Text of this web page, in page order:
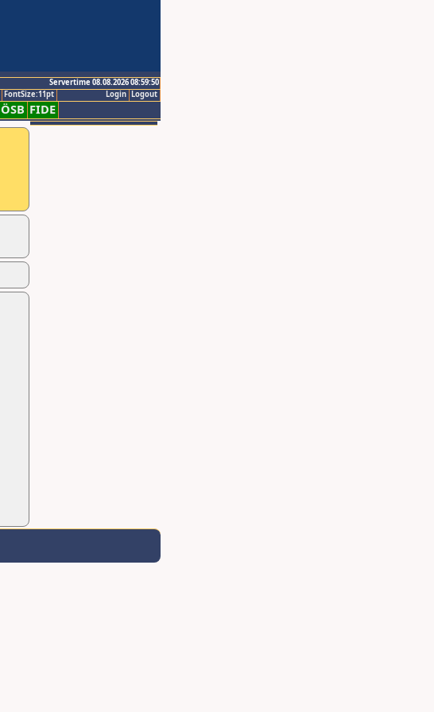
Servertime 08.08.2026 08:59:50
Logout
Login
FontSize:11pt
ÖSB FIDE